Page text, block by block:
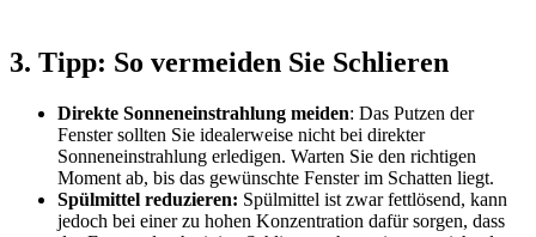
3. Tipp: So vermeiden Sie Schlieren
Direkte Sonneneinstrahlung meiden: Das Putzen der
Fenster sollten Sie idealerweise nicht bei direkter
Sonneneinstrahlung erledigen. Warten Sie den richtigen
Moment ab, bis das gewünschte Fenster im Schatten liegt.
Spülmittel reduzieren: Spülmittel ist zwar fettlösend, kann
jedoch bei einer zu hohen Konzentration dafür sorgen, dass